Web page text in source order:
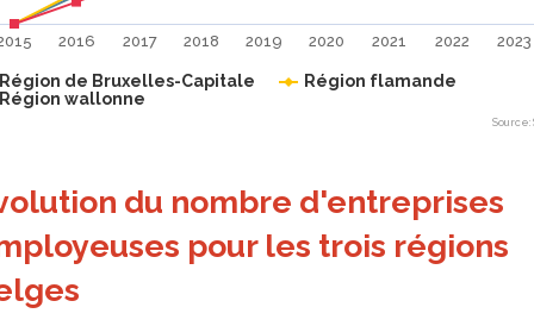
Région de Bruxelles-Capitale
Région flamande
Région wallonne
2016 2017 2018 2019 2020 2021 2022 2023
Source:
du nombre d'entreprises
pour les trois régions